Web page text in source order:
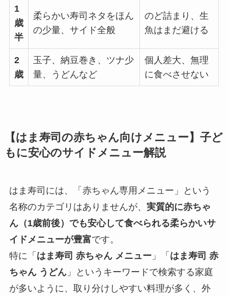
1
歳
半
柔らかい寿司ネタをほん
の少量、サイド全般
のど詰まり、生
魚はまだ避ける
2
歳
玉子、納豆巻き、ツナ少
量、うどんなど
個人差大、無理
に食べさせない
【はま寿司の赤ちゃん向けメニュー】子ど
もに安心のサイドメニュー解説
はま寿司には、「赤ちゃん専用メニュー」という
名称のカテゴリはありませんが、 実質的に赤ちゃ
ん（1歳前後）でも安心して食べられる柔らかいサ
イドメニューが豊富です。
特に「 はま寿司 赤ちゃん メニュー 」「 はま寿司 赤
ちゃん うどん」というキーワードで検索する家庭
が多いように、取り分けしやすい料理が多く、外